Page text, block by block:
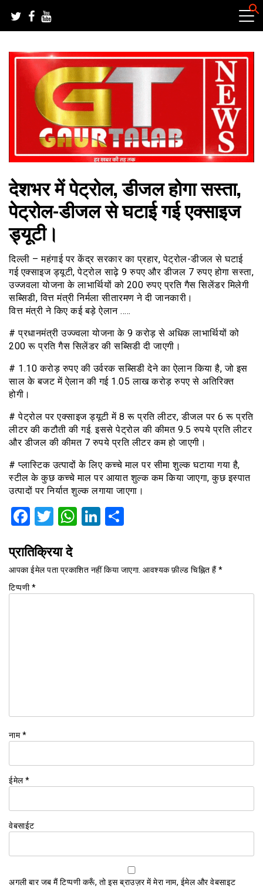
content
गौरतलब न्यूज
देशभर में पेट्रोल, डीजल होगा सस्ता,
पेट्रोल-डीजल से घटाई गई एक्साइज
ड्यूटी।
दिल्ली – महंगाई पर केंद्र सरकार का प्रहार, पेट्रोल-डीजल से घटाई
गई एक्साइज ड्यूटी, पेट्रोल साढ़े 9 रुपए और डीजल 7 रुपए होगा सस्ता,
उज्जवला योजना के लाभार्थियों को 200 रुपए प्रति गैस सिलेंडर मिलेगी
सब्सिडी, वित्त मंत्री निर्मला सीतारमण ने दी जानकारी।
वित्त मंत्री ने किए कई बड़े ऐलान …..
# प्रधानमंत्री उज्ज्वला योजना के 9 करोड़ से अधिक लाभार्थियों को
200 रू प्रति गैस सिलेंडर की सब्सिडी दी जाएगी।
# 1.10 करोड़ रुपए की उर्वरक सब्सिडी देने का ऐलान किया है, जो इस
साल के बजट में ऐलान की गई 1.05 लाख करोड़ रुपए से अतिरिक्त
होगी।
# पेट्रोल पर एक्साइज ड्यूटी में 8 रू प्रति लीटर, डीजल पर 6 रू प्रति
लीटर की कटौती की गई. इससे पेट्रोल की कीमत 9.5 रुपये प्रति लीटर
और डीजल की कीमत 7 रुपये प्रति लीटर कम हो जाएगी।
# प्लास्टिक उत्पादों के लिए कच्चे माल पर सीमा शुल्क घटाया गया है,
स्टील के कुछ कच्चे माल पर आयात शुल्क कम किया जाएगा, कुछ इस्पात
उत्पादों पर निर्यात शुल्क लगाया जाएगा।
Facebook
Twitter
WhatsApp
LinkedIn
प्रातिक्रिया दे
आपका ईमेल पता प्रकाशित नहीं किया जाएगा. आवश्यक फ़ील्ड चिह्नित हैं*
टिप्पणी*
नाम*
ईमेल*
वेबसाईट
अगली बार जब मैं टिप्पणी करूँ, तो इस ब्राउज़र में मेरा नाम, ईमेल और वेबसाइट